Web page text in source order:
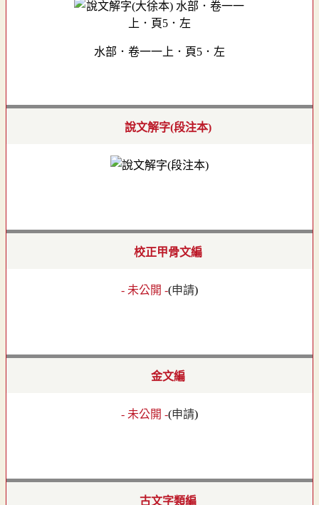
水部．卷一一上．頁5．左
說文解字(段注本)
校正甲骨文編
- 未公開 -(申請)
金文編
- 未公開 -(申請)
古文字類編